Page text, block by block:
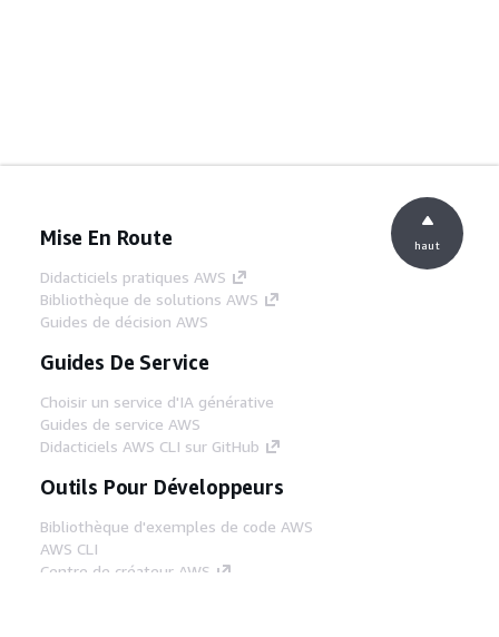
Mise En Route
Didacticiels pratiques AWS
Bibliothèque de solutions AWS
Guides de décision AWS
Guides De Service
Choisir un service d'IA générative
Guides de service AWS
Didacticiels AWS CLI sur GitHub
Outils Pour Développeurs
Bibliothèque d'exemples de code AWS
AWS CLI
Centre de créateur AWS
haut